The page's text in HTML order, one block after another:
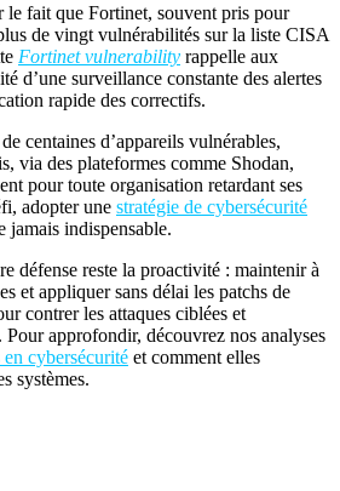
le fait que Fortinet, souvent pris pour
de vingt vulnérabilités sur la liste CISA
Fortinet vulnerability rappelle aux
d’une surveillance constante des alertes
rapide des correctifs.
centaines d’appareils vulnérables,
via des plateformes comme Shodan,
pour toute organisation retardant ses
adopter une stratégie de cybersécurité
jamais indispensable.
défense reste la proactivité : maintenir à
et appliquer sans délai les patchs de
contrer les attaques ciblées et
Pour approfondir, découvrez nos analyses
en cybersécurité et comment elles
systèmes.